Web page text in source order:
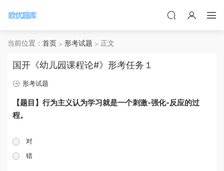
当前位置： 首页 形考试题 正文
国开《幼儿园课程论#》形考任务１
形考试题
【题目】行为主义认为学习就是一个刺激-强化-反应的过
程。
对
错